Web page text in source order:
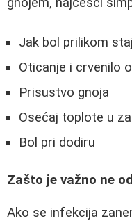
Jak bol prilikom
Oticanje i crvenilo
Prisustvo gnoja
Osećaj toplote u
Bol pri dodiru
Zašto je važno ne
Ako se infekcija